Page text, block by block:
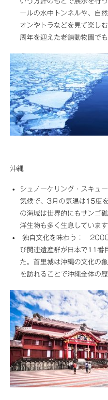
ールの水中トンネルや、自
オンやトラなどを見て楽し
周年を迎えた老舗動物園でも
沖縄
シュノーケリング・スキュ
気候で、3月の気温は15度
の海域は世界的にもサンゴ
洋生物も多く生息しています
独自文化を味わう：
び関連遺産群が日本で11番
た。首里城は沖縄の文化の
を訪れることで沖縄全体の